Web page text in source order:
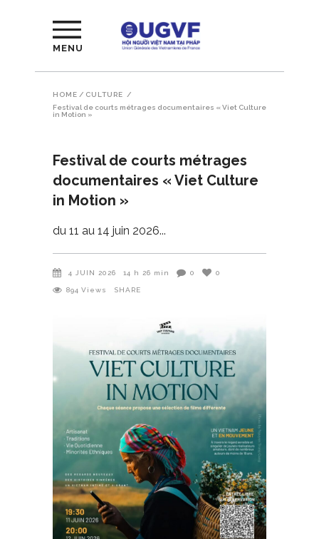
MENU
HOME / CULTURE
/
Festival de courts métrages documentaires « Viet Culture
in Motion »
Festival de courts métrages
documentaires « Viet Culture
in Motion »
du 11 au 14 juin 2026
4 JUIN 2026 14 h 26 min 0 0
894 Views SHARE